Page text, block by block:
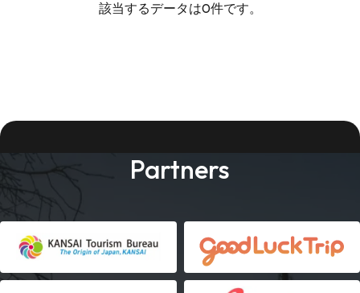
該当するデータは0件です。
Partners